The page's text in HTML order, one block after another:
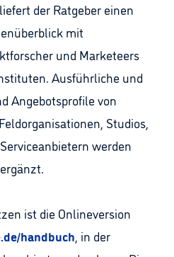
der Ratgeber einen
mit
und Marketeers
Ausführliche und
Angebotsprofile von
Studios,
werden
ist die Onlineversion
handbuch, in der